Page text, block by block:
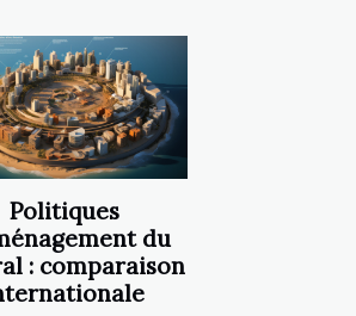
Politiques
du
: comparaison